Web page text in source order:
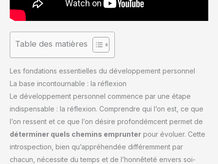
Table des matières
Les fondations essentielles du développement personnel
La base incontournable : la réflexion
Le développement personnel commence par une étape
indispensable : la réflexion. Comprendre qui l’on est, ce que
l’on ressent et ce que l’on désire profondémcent permet de
déterminer quels chemins emprunter pour évoluer. Cette
introspection, bien qu’appréhendée différemment par
chacun, nécessite du temps et de l’honnêteté envers soi-